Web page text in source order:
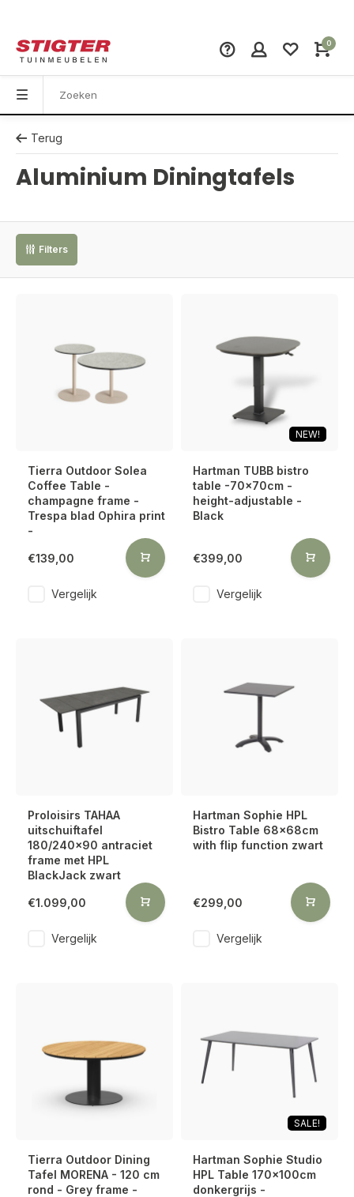
0
Terug
Aluminium Diningtafels
Filters
Tierra Outdoor Solea
Coffee Table -
champagne frame -
Trespa blad Ophira print
-
€139,00
Vergelijk
NEW!
Hartman TUBB bistro
table -70x70cm -
height-adjustable -
Black
€399,00
Vergelijk
Proloisirs TAHAA
uitschuiftafel
180/240x90 antraciet
frame met HPL
BlackJack zwart
€1.099,00
Vergelijk
Hartman Sophie HPL
Bistro Table 68x68cm
with flip function zwart
€299,00
Vergelijk
Tierra Outdoor Dining
Tafel MORENA - 120 cm
rond - Grey frame -
SALE!
Hartman Sophie Studio
HPL Table 170x100cm
donkergrijs -